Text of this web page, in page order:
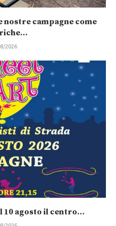
nostre campagne come
2026
10 agosto il centro...